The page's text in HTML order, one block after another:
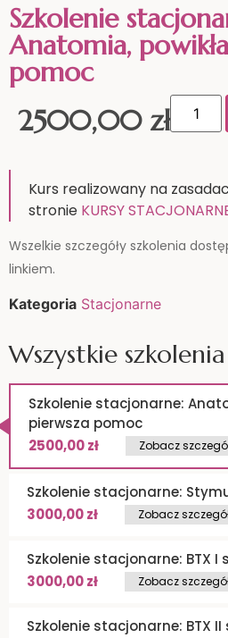
Szkolenie
Anatomia,
pomoc
2500,00 zł
Kurs realizowany na
stronie KURSY
Wszelkie szczegóły szkolenia
linkiem.
Kategoria Stacjonarne
Wszystkie
Szkolenie stacjonarne:
pierwsza pomoc
2500,00zł Zobacz
Szkolenie stacjonarne:
3000,00zł Zobacz
Szkolenie stacjonarne: BTX I
3000,00zł Zobacz
Szkolenie stacjonarne: BTX